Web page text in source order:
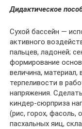
Дидактическое
Сухой бассейн —
активного
пальцев, ладоней;
формирование
величина, материал,
терпеливости в
напряжения.
киндер-сюрприза
(рис, горох, фасоль,
пасхальных яиц,